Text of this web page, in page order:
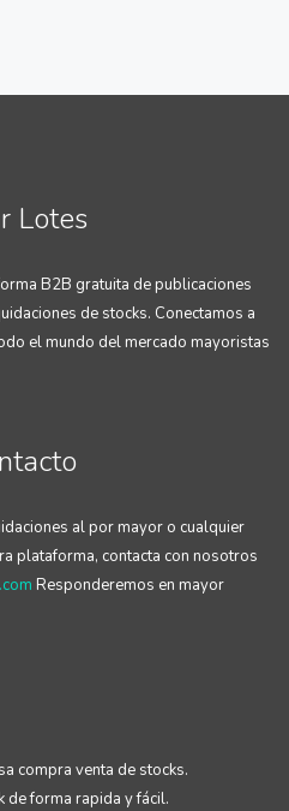
Lotes
B2B gratuita de publicaciones
de stocks. Conectamos a
el mundo del mercado mayoristas
al por mayor o cualquier
plataforma, contacta con nosotros
Responderemos en mayor
compra venta de stocks.
de forma rapida y fácil.